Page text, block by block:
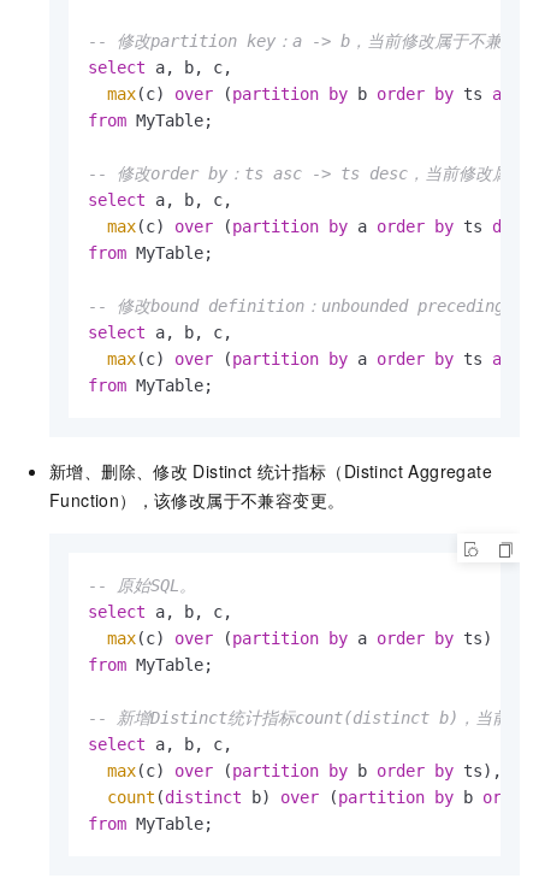
-- 修改partition key：a -> b，当前修改属于不兼容变
select a, b, c,
max(c) over (partition by b order by ts asc
from MyTable;
-- 修改order by：ts asc -> ts desc，当前修改属于不
select a, b, c,
max(c) over (partition by a order by ts desc
from MyTable;
-- 修改bound definition：unbounded preceding -> 2
select a, b, c,
max(c) over (partition by a order by ts asc
from MyTable;
新增、删除、修改 Distinct 统计指标（Distinct Aggregate
Function），该修改属于不兼容变更。
-- 原始SQL。
select a, b, c,
max(c) over (partition by a order by
from MyTable;
-- 新增Distinct统计指标count(distinct b)，当前修改
select a, b, c,
max(c) over (partition by b order by ts),
count (distinct b) over (partition by b order
from MyTable;